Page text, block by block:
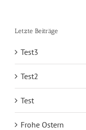
Letzte Beiträge
Test3
Test2
Test
Frohe Ostern